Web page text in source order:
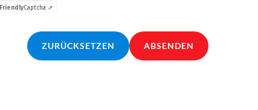
FriendlyCaptcha ⇗
ZURÜCKSETZEN ABSENDEN